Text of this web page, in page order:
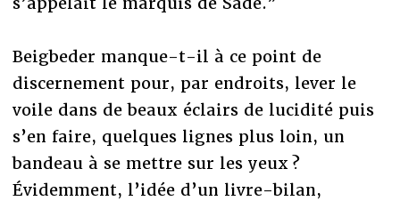
Beigbeder manque-t-il à ce point de
discernement pour, par endroits, lever le
voile dans de beaux éclairs de lucidité puis
s’en faire, quelques lignes plus loin, un
bandeau à se mettre sur les yeux ?
Évidemment, l’idée d’un livre-bilan,